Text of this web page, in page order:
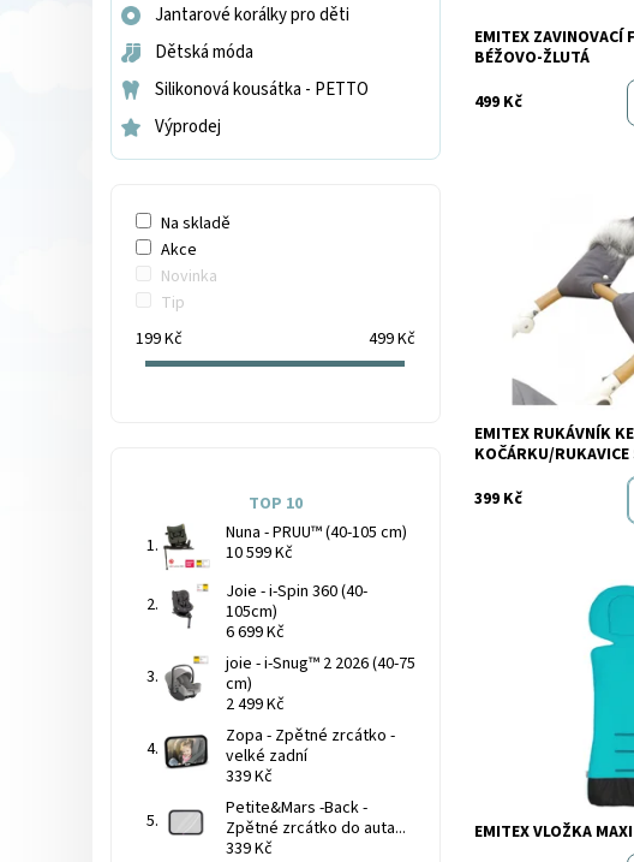
Značka:
EMITEX ZAVINOVACÍ
BÉŽOVO-ŽLUTÁ
499 Kč
Značka:
EMITEX RUKÁVNÍK KE
KOČÁRKU/
399 Kč
Značka:
EMITEX VLOŽKA
Jantarové korálky pro děti
Dětská móda
Silikonová kousátka - PETTO
Výprodej
Na skladě
Akce
Novinka
Tip
199Kč 499Kč
TOP 10
Nuna - PRUU™ (40-105 cm)
10 599 Kč
Joie - i-Spin 360 (40-
105cm)
6 699 Kč
joie - i-Snug™ 2 2026 (40-75
cm)
2 499 Kč
Zopa - Zpětné zrcátko -
velké zadní
339 Kč
Petite&Mars -Back -
Zpětné zrcátko do auta...
339 Kč